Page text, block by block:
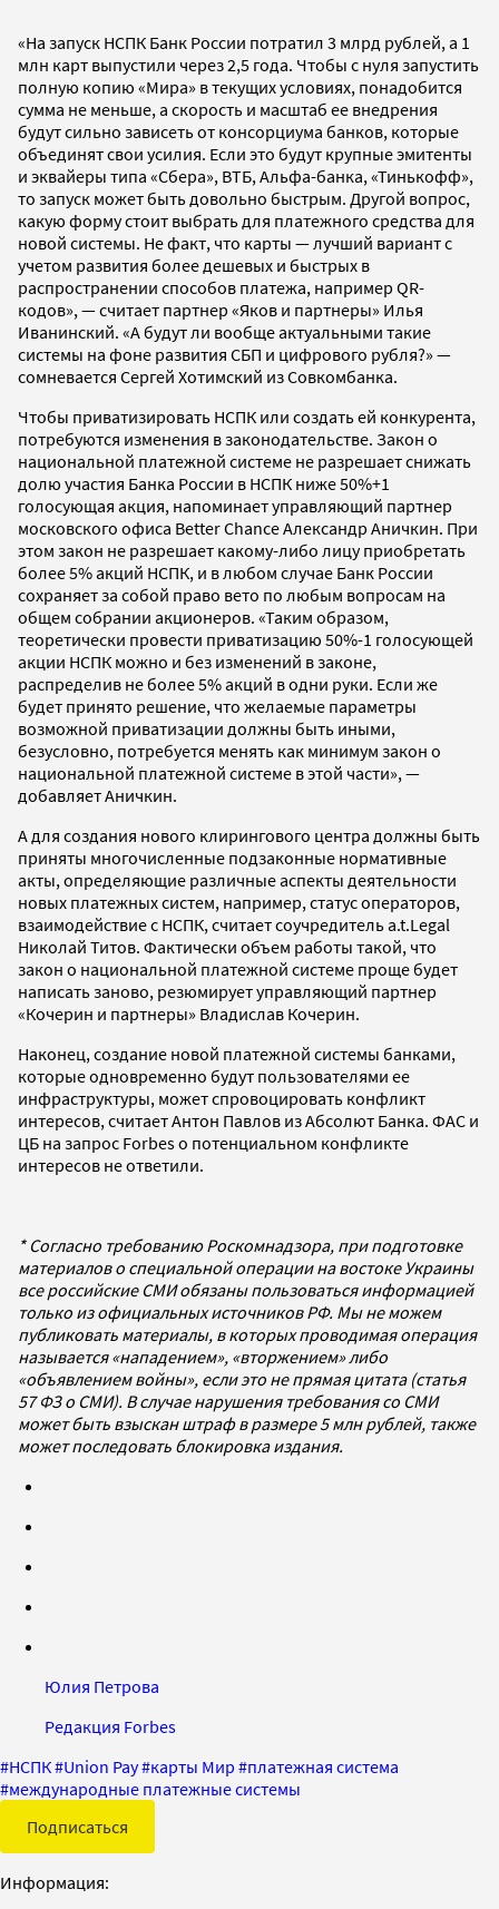
«На запуск НСПК Банк России потратил 3 млрд рублей, а 1
млн карт выпустили через 2,5 года. Чтобы с нуля запустить
полную копию «Мира» в текущих условиях, понадобится
сумма не меньше, а скорость и масштаб ее внедрения
будут сильно зависеть от консорциума банков, которые
объединят свои усилия. Если это будут крупные эмитенты
и эквайеры типа «Сбера», ВТБ, Альфа-банка, «Тинькофф»,
то запуск может быть довольно быстрым. Другой вопрос,
какую форму стоит выбрать для платежного средства для
новой системы. Не факт, что карты — лучший вариант c
учетом развития более дешевых и быстрых в
распространении способов платежа, например QR-
кодов», — считает партнер «Яков и партнеры» Илья
Иванинский. «А будут ли вообще актуальными такие
системы на фоне развития СБП и цифрового рубля?» —
сомневается Сергей Хотимский из Совкомбанка.
Чтобы приватизировать НСПК или создать ей конкурента,
потребуются изменения в законодательстве. Закон о
национальной платежной системе не разрешает снижать
долю участия Банка России в НСПК ниже 50%+1
голосующая акция, напоминает управляющий партнер
московского офиса Better Chance Александр Аничкин. При
этом закон не разрешает какому-либо лицу приобретать
более 5% акций НСПК, и в любом случае Банк России
сохраняет за собой право вето по любым вопросам на
общем собрании акционеров. «Таким образом,
теоретически провести приватизацию 50%-1 голосующей
акции НСПК можно и без изменений в законе,
распределив не более 5% акций в одни руки. Если же
будет принято решение, что желаемые параметры
возможной приватизации должны быть иными,
безусловно, потребуется менять как минимум закон о
национальной платежной системе в этой части», —
добавляет Аничкин.
А для создания нового клирингового центра должны быть
приняты многочисленные подзаконные нормативные
акты, определяющие различные аспекты деятельности
новых платежных систем, например, статус операторов,
взаимодействие с НСПК, считает соучредитель a.t.Legal
Николай Титов. Фактически объем работы такой, что
закон о национальной платежной системе проще будет
написать заново, резюмирует управляющий партнер
«Кочерин и партнеры» Владислав Кочерин.
Наконец, создание новой платежной системы банками,
которые одновременно будут пользователями ее
инфраструктуры, может спровоцировать конфликт
интересов, считает Антон Павлов из Абсолют Банка. ФАС и
ЦБ на запрос Forbes о потенциальном конфликте
интересов не ответили.
* Согласно требованию Роскомнадзора, при подготовке
материалов о специальной операции на востоке Украины
все российские СМИ обязаны пользоваться информацией
только из официальных источников РФ. Мы не можем
публиковать материалы, в которых проводимая операция
называется «нападением», «вторжением» либо
«объявлением войны», если это не прямая цитата (статья
57 ФЗ о СМИ). В случае нарушения требования со СМИ
может быть взыскан штраф в размере 5 млн рублей, также
может последовать блокировка издания.
Юлия Петрова
Редакция Forbes
#НСПК#Union Pay#карты Мир #платежная система
#международные платежные системы
Подписаться
Информация: